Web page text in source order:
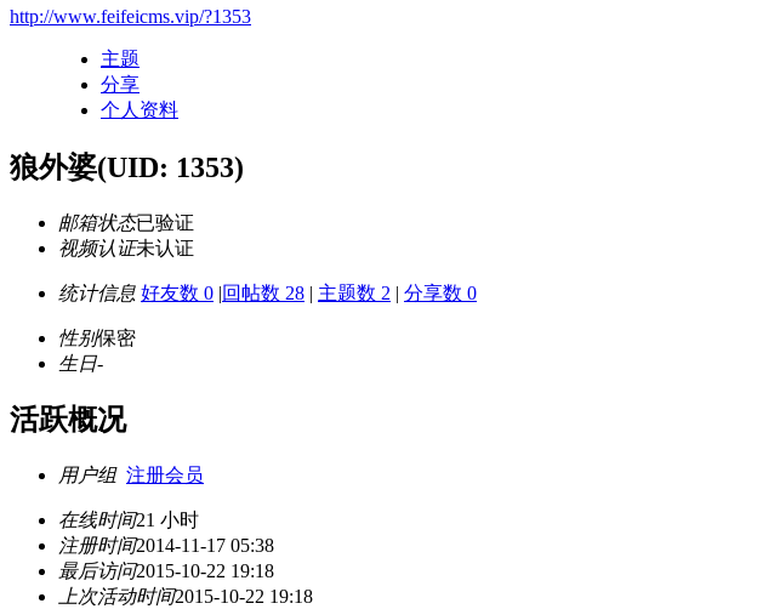
http://www.feifeicms.vip/?1353
主题
分享
个人资料
狼外婆(UID: 1353)
邮箱状态已验证
视频认证未认证
统计信息 好友数 0 |回帖数 28 | 主题数 2 | 分享数 0
性别保密
生日-
活跃概况
用户组 注册会员
在线时间21 小时
注册时间2014-11-17 05:38
最后访问2015-10-22 19:18
上次活动时间2015-10-22 19:18